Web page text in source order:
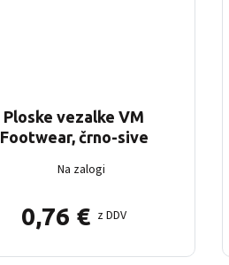
Ploske vezalke VM
Footwear, črno-sive
Na zalogi
0,76 € z DDV